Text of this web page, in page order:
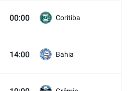
00:00 Coritiba
14:00 Bahia